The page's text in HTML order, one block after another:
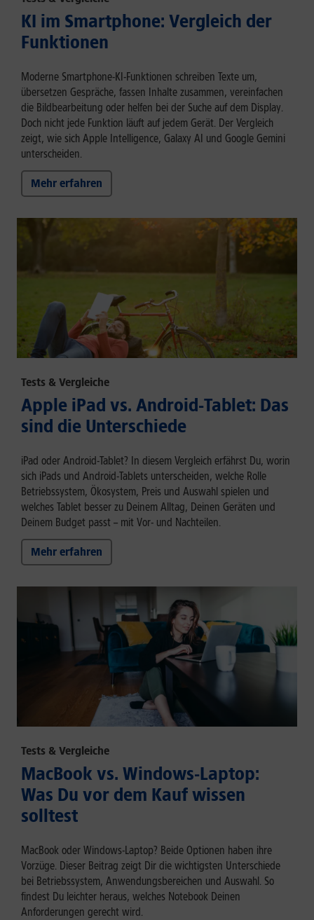
KI im Smartphone: Vergleich der
Funktionen
Moderne Smartphone-KI-Funktionen schreiben Texte um,
übersetzen Gespräche, fassen Inhalte zusammen, vereinfachen
die Bildbearbeitung oder helfen bei der Suche auf dem Display.
Doch nicht jede Funktion läuft auf jedem Gerät. Der Vergleich
zeigt, wie sich Apple Intelligence, Galaxy AI und Google Gemini
unterscheiden.
Mehr erfahren
Tests & Vergleiche
Apple iPad vs. Android-Tablet: Das
sind die Unterschiede
iPad oder Android-Tablet? In diesem Vergleich erfährst Du, worin
sich iPads und Android-Tablets unterscheiden, welche Rolle
Betriebssystem, Ökosystem, Preis und Auswahl spielen und
welches Tablet besser zu Deinem Alltag, Deinen Geräten und
Deinem Budget passt – mit Vor- und Nachteilen.
Mehr erfahren
Tests & Vergleiche
MacBook vs. Windows-Laptop:
Was Du vor dem Kauf wissen
solltest
MacBook oder Windows-Laptop? Beide Optionen haben ihre
Vorzüge. Dieser Beitrag zeigt Dir die wichtigsten Unterschiede
bei Betriebssystem, Anwendungsbereichen und Auswahl. So
findest Du leichter heraus, welches Notebook Deinen
Anforderungen gerecht wird.